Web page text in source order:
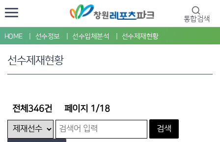
통합검색
HOME 선수정보 선수입체분석 선수제재현황
선수제재현황
전체346건 페이지 1/18
검색